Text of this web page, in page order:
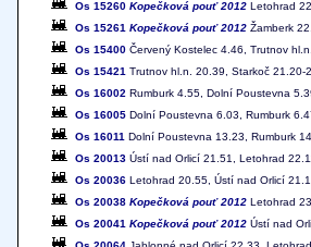
Os 15260 Kopečková pouť 2012 Letohrad
Os 15261 Kopečková pouť 2012 Žamberk
Os 15400 Červený Kostelec 4.46, Trutnov
Os 15421 Trutnov hl.n. 20.39, Starkoč
Os 16002 Rumburk 4.55, Dolní Poustevna
Os 16005 Dolní Poustevna 6.03, Rumburk
Os 16011 Dolní Poustevna 13.23, Rumburk
Os 20013 Ústí nad Orlicí 21.51, Letohrad
Os 20036 Letohrad 20.55, Ústí nad Orlicí
Os 20038 Kopečková pouť 2012 Letohrad
Os 20041 Kopečková pouť 2012 Ústí nad